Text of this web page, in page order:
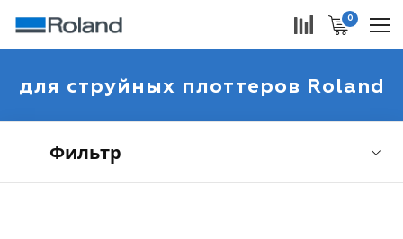
0
для струйных плоттеров Roland
Фильтр